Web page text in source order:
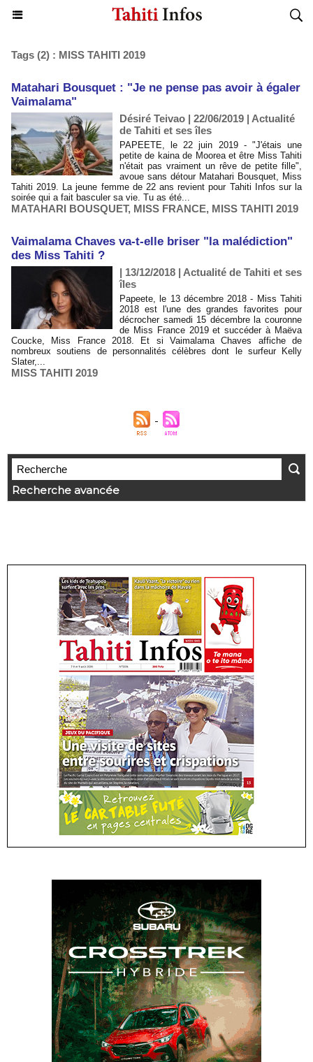
Tags (2) : MISS TAHITI 2019
Matahari Bousquet : "Je ne pense pas avoir à égaler
Vaimalama"
Désiré Teivao | 22/06/2019 | Actualité
de Tahiti et ses îles
PAPEETE, le 22 juin 2019 - ​"J'étais une
petite de kaina de Moorea et être Miss Tahiti
n'était pas vraiment un rêve de petite fille",
avoue sans détour Matahari Bousquet, Miss
Tahiti 2019. La jeune femme de 22 ans revient pour Tahiti Infos sur la
soirée qui a fait basculer sa vie. Tu as été...
MATAHARI BOUSQUET, MISS FRANCE, MISS TAHITI 2019
Vaimalama Chaves va-t-elle briser "la malédiction"
des Miss Tahiti ?
| 13/12/2018 | Actualité de Tahiti et ses
îles
Papeete, le 13 décembre 2018 - Miss Tahiti
2018 est l'une des grandes favorites pour
décrocher samedi 15 décembre la couronne
de Miss France 2019 et succéder à Maëva
Coucke, Miss France 2018. Et si Vaimalama Chaves affiche de
nombreux soutiens de personnalités célèbres dont le surfeur Kelly
Slater,...
MISS TAHITI 2019
Recherche avancée